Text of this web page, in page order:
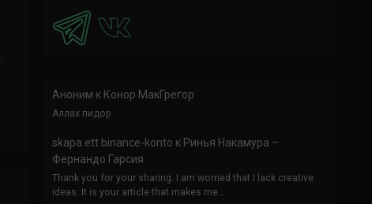
Аноним к Конор МакГрегор
Аллах пидор
skapa ett binance-konto к Ринья Накамура –
Фернандо Гарсия
Thank you for your sharing. I am worried that I lack creative
ideas. It is your article that makes me…